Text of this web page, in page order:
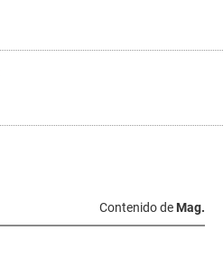
Contenido de Mag.